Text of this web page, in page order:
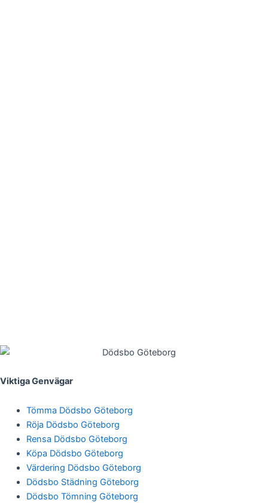
Viktiga Genvägar
Tömma Dödsbo Göteborg
Röja Dödsbo Göteborg
Rensa Dödsbo Göteborg
Köpa Dödsbo Göteborg
Värdering Dödsbo Göteborg
Dödsbo Städning Göteborg
Dödsbo Tömning Göteborg